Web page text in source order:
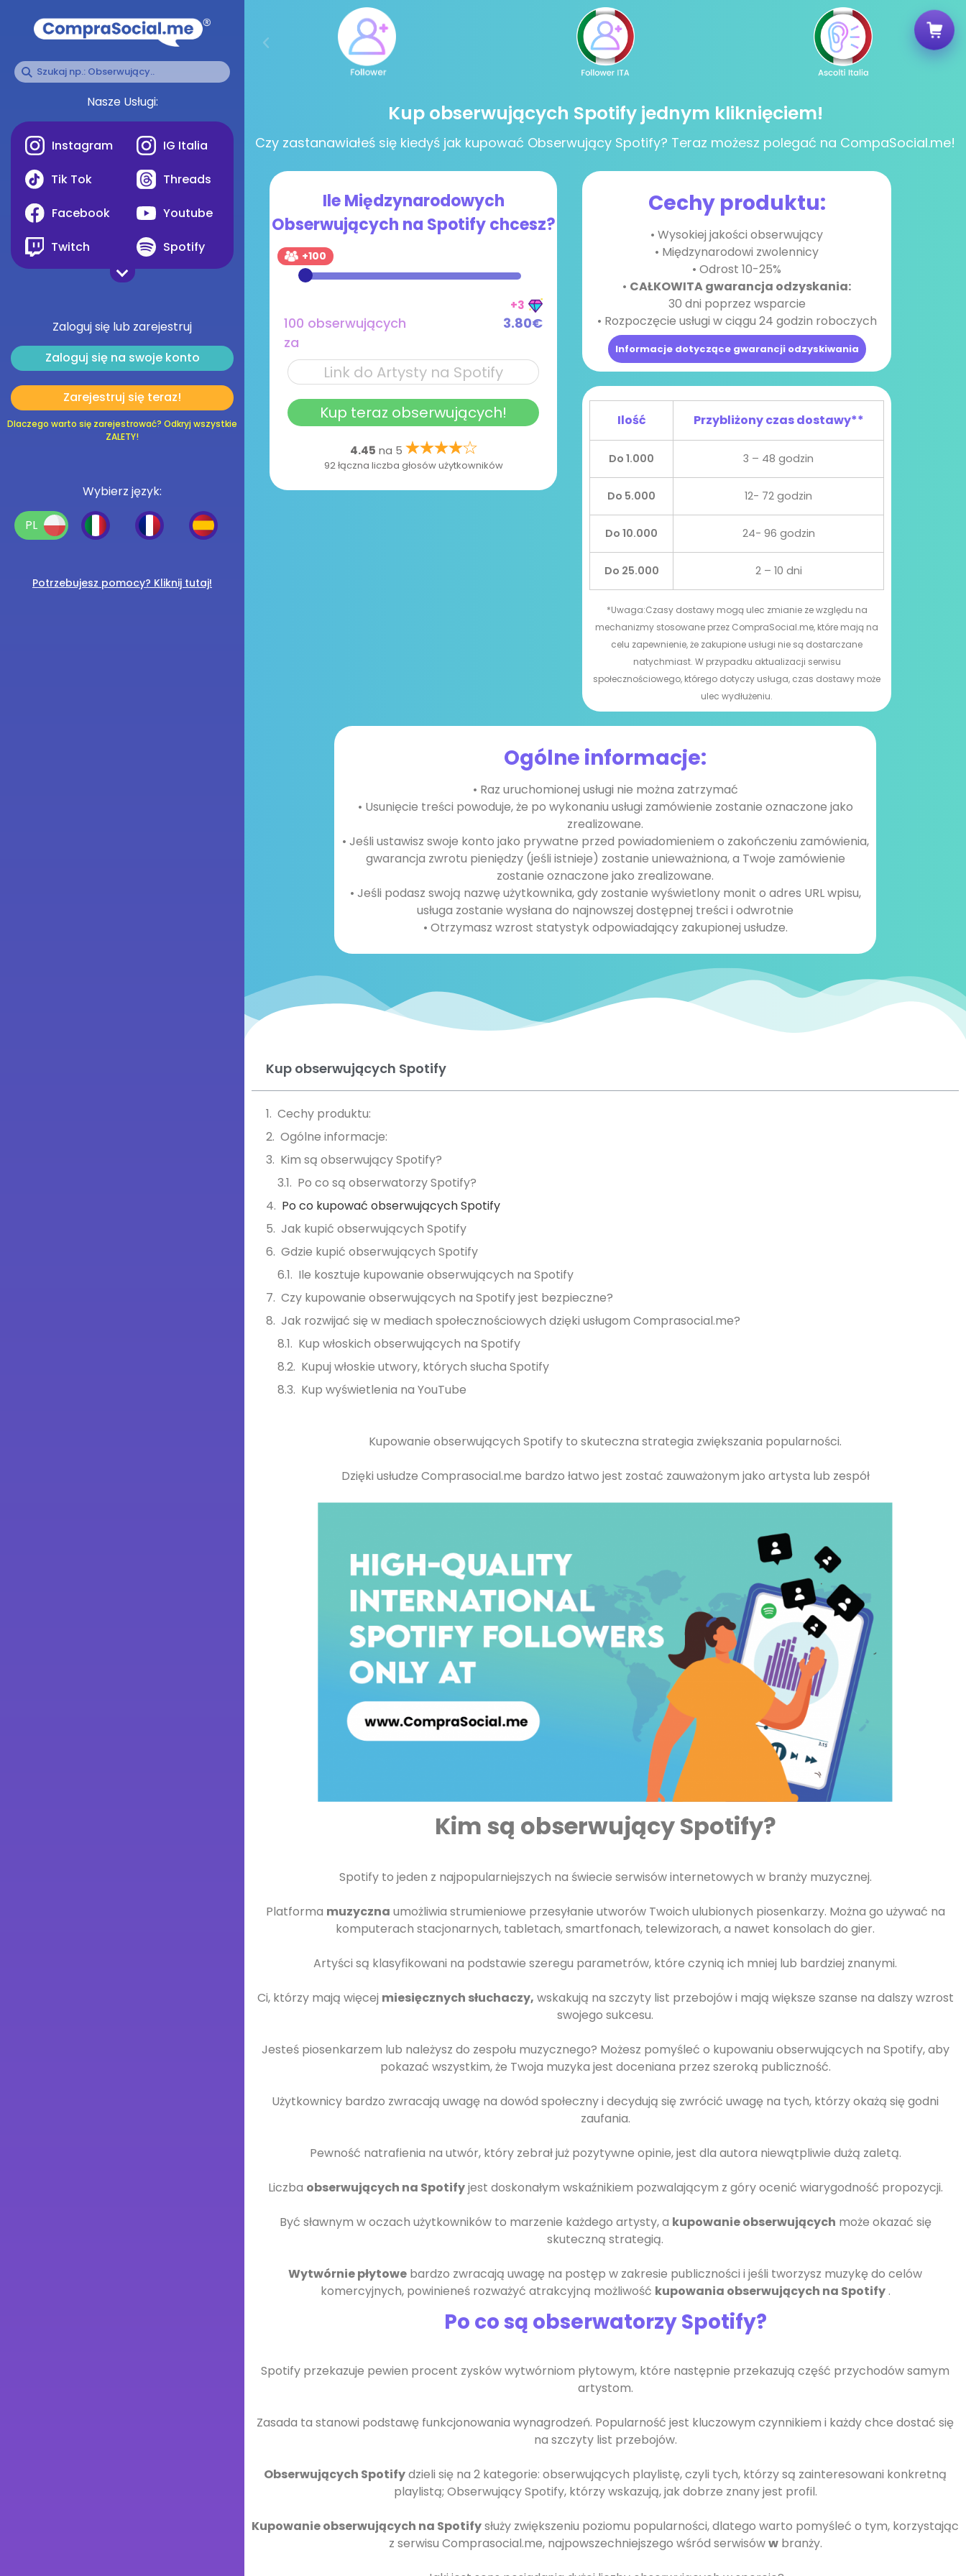
Nasze Usługi:
Instagram IG Italia
Tik Tok Threads
Facebook Youtube
Twitch Spotify
Zaloguj się lub zarejestruj
Zaloguj się na swoje konto
Zarejestruj się teraz!
Dlaczego warto się zarejestrować? Odkryj wszystkie
ZALETY!
Wybierz język:
PL
Potrzebujesz pomocy? Kliknij tutaj!
Kup obserwujących Spotify jednym kliknięciem!
Czy zastanawiałeś się kiedyś jak kupować Obserwujący Spotify? Teraz możesz polegać na CompaSocial.me!
Ile Międzynarodowych
Obserwujących na Spotify chcesz?
+100
+3
100 obserwujących
za
3.80€
Kup teraz obserwujących!
4.45 na 5
92 łączna liczba głosów użytkowników
Cechy produktu:
• Wysokiej jakości obserwujący
• Międzynarodowi zwolennicy
• Odrost 10-25%
• CAŁKOWITA gwarancja odzyskania:
30 dni poprzez wsparcie
• Rozpoczęcie usługi w ciągu 24 godzin roboczych
Informacje dotyczące gwarancji odzyskiwania
Ilość Przybliżony czas dostawy**
Do 1.000 3 – 48 godzin
Do 5.000 12- 72 godzin
Do 10.000 24- 96 godzin
Do 25.000 2 – 10 dni
*Uwaga:Czasy dostawy mogą ulec zmianie ze względu na
mechanizmy stosowane przez CompraSocial.me, które mają na
celu zapewnienie, że zakupione usługi nie są dostarczane
natychmiast. W przypadku aktualizacji serwisu
społecznościowego, którego dotyczy usługa, czas dostawy może
ulec wydłużeniu.
Ogólne informacje:
• Raz uruchomionej usługi nie można zatrzymać
• Usunięcie treści powoduje, że po wykonaniu usługi zamówienie zostanie oznaczone jako
zrealizowane.
• Jeśli ustawisz swoje konto jako prywatne przed powiadomieniem o zakończeniu zamówienia,
gwarancja zwrotu pieniędzy (jeśli istnieje) zostanie unieważniona, a Twoje zamówienie
zostanie oznaczone jako zrealizowane.
• Jeśli podasz swoją nazwę użytkownika, gdy zostanie wyświetlony monit o adres URL wpisu,
usługa zostanie wysłana do najnowszej dostępnej treści i odwrotnie
• Otrzymasz wzrost statystyk odpowiadający zakupionej usłudze.
Kup obserwujących Spotify
Cechy produktu:
Ogólne informacje:
Kim są obserwujący Spotify?
Po co są obserwatorzy Spotify?
Po co kupować obserwujących Spotify
Jak kupić obserwujących Spotify
Gdzie kupić obserwujących Spotify
Ile kosztuje kupowanie obserwujących na Spotify
Czy kupowanie obserwujących na Spotify jest bezpieczne?
Jak rozwijać się w mediach społecznościowych dzięki usługom Comprasocial.me?
Kup włoskich obserwujących na Spotify
Kupuj włoskie utwory, których słucha Spotify
Kup wyświetlenia na YouTube
Kupowanie obserwujących Spotify to skuteczna strategia zwiększania popularności.
Dzięki usłudze Comprasocial.me bardzo łatwo jest zostać zauważonym jako artysta lub zespół
Kim są obserwujący Spotify?
Spotify to jeden z najpopularniejszych na świecie serwisów internetowych w branży muzycznej.
Platforma muzyczna umożliwia strumieniowe przesyłanie utworów Twoich ulubionych piosenkarzy. Można go używać na
komputerach stacjonarnych, tabletach, smartfonach, telewizorach, a nawet konsolach do gier.
Artyści są klasyfikowani na podstawie szeregu parametrów, które czynią ich mniej lub bardziej znanymi.
Ci, którzy mają więcej miesięcznych słuchaczy, wskakują na szczyty list przebojów i mają większe szanse na dalszy wzrost
swojego sukcesu.
Jesteś piosenkarzem lub należysz do zespołu muzycznego? Możesz pomyśleć o kupowaniu obserwujących na Spotify, aby
pokazać wszystkim, że Twoja muzyka jest doceniana przez szeroką publiczność.
Użytkownicy bardzo zwracają uwagę na dowód społeczny i decydują się zwrócić uwagę na tych, którzy okażą się godni
zaufania.
Pewność natrafienia na utwór, który zebrał już pozytywne opinie, jest dla autora niewątpliwie dużą zaletą.
Liczba obserwujących na Spotifyjest doskonałym wskaźnikiem pozwalającym z góry ocenić wiarygodność propozycji.
Być sławnym w oczach użytkowników to marzenie każdego artysty, a kupowanie obserwujących może okazać się
skuteczną strategią.
Wytwórnie płytowe bardzo zwracają uwagę na postęp w zakresie publiczności i jeśli tworzysz muzykę do celów
komercyjnych, powinieneś rozważyć atrakcyjną możliwość kupowania obserwujących na Spotify .
Po co są obserwatorzy Spotify?
Spotify przekazuje pewien procent zysków wytwórniom płytowym, które następnie przekazują część przychodów samym
artystom.
Zasada ta stanowi podstawę funkcjonowania wynagrodzeń. Popularność jest kluczowym czynnikiem i każdy chce dostać się
na szczyty list przebojów.
Obserwujących Spotifydzieli się na 2 kategorie: obserwujących playlistę, czyli tych, którzy są zainteresowani konkretną
playlistą; Obserwujący Spotify, którzy wskazują, jak dobrze znany jest profil.
Kupowanie obserwujących na Spotifysłuży zwiększeniu poziomu popularności, dlatego warto pomyśleć o tym, korzystając
z serwisu Comprasocial.me, najpowszechniejszego wśród serwisóww branży.